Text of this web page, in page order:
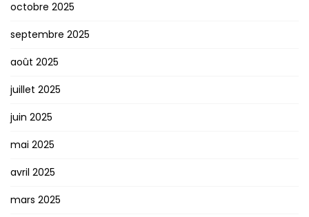
octobre 2025
septembre 2025
août 2025
juillet 2025
juin 2025
mai 2025
avril 2025
mars 2025